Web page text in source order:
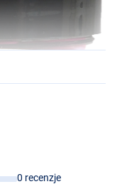
0 recenzje